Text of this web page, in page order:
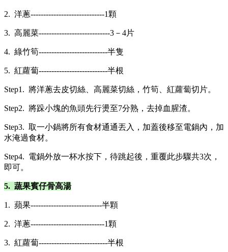
2. 洋蔥-----------------------------1顆
3. 高麗菜----------------------------3－4片
4. 綠竹筍---------------------------半隻
5. 紅蘿蔔---------------------------半根
Step1. 將洋蔥去皮切絲、高麗菜切絲，竹筍、紅蘿蔔切片。
Step2. 將跺小塊的魚頭先行燙至7分熟，去掉血腥渣。
Step3. 取一小鍋將所有食材通通丟入，加蓋後移至電鍋內，加
水淹過食材。
Step4. 電鍋外放一杯水按下，待跳起後，重覆此步驟共3次，
即可。
5. 蔬果賓仔骨高湯
1. 蘋果----------------------------半顆
2. 洋蔥-----------------------------1顆
3. 紅蘿蔔---------------------------半根